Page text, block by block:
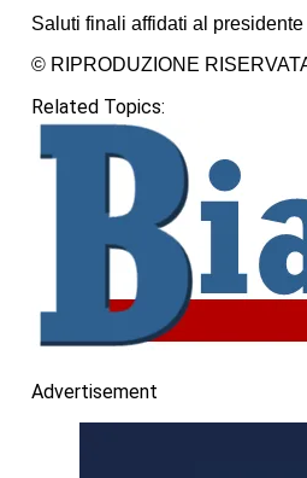
Saluti finali affidati al
© RIPRODUZIONE
Related Topics:
Advertisement